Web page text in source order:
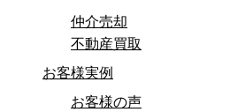
仲介売却
不動産買取
お客様実例
お客様の声